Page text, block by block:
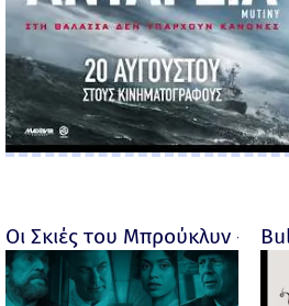
Οι Σκιές του Μπρούκλυν -